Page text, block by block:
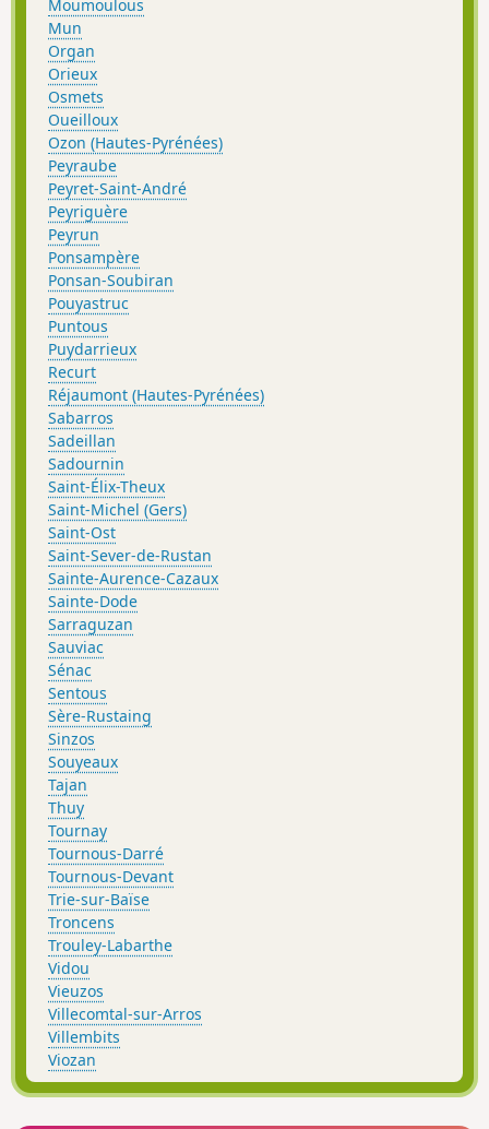
Moumoulous
Mun
Organ
Orieux
Osmets
Oueilloux
Ozon (Hautes-Pyrénées)
Peyraube
Peyret-Saint-André
Peyriguère
Peyrun
Ponsampère
Ponsan-Soubiran
Pouyastruc
Puntous
Puydarrieux
Recurt
Réjaumont (Hautes-Pyrénées)
Sabarros
Sadeillan
Sadournin
Saint-Élix-Theux
Saint-Michel (Gers)
Saint-Ost
Saint-Sever-de-Rustan
Sainte-Aurence-Cazaux
Sainte-Dode
Sarraguzan
Sauviac
Sénac
Sentous
Sère-Rustaing
Sinzos
Souyeaux
Tajan
Thuy
Tournay
Tournous-Darré
Tournous-Devant
Trie-sur-Baïse
Troncens
Trouley-Labarthe
Vidou
Vieuzos
Villecomtal-sur-Arros
Villembits
Viozan